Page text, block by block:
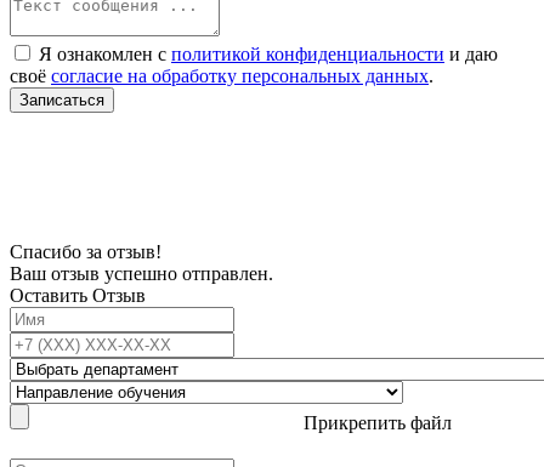
Я ознакомлен с политикой конфиденциальности и даю
своё согласие на обработку персональных данных.
Записаться
Спасибо за отзыв!
Ваш отзыв успешно отправлен.
Оставить Отзыв
Прикрепить файл